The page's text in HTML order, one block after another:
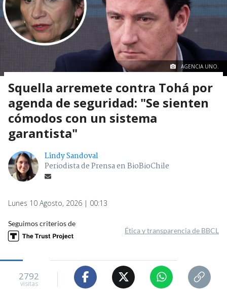
AGENCIA UNO.
Squella arremete contra Tohá por
agenda de seguridad: "Se sienten
cómodos con un sistema
garantista"
Lindy Sandoval
Periodista de Prensa en BioBioChile
Lunes 10 Agosto, 2026 | 00:13
Seguimos criterios de
Ética y transparencia de BBCL
2792
visitas